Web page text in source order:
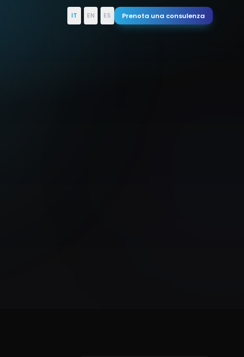
IT · EN · ES Prenota una consulenza